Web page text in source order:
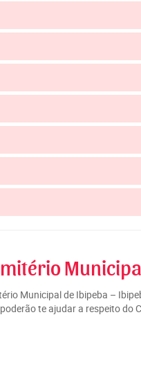
Municipal de Ibipeba –
te ajudar a respeito do